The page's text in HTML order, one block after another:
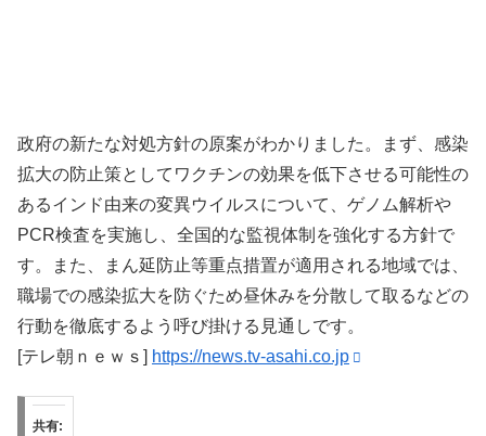
政府の新たな対処方針の原案がわかりました。まず、感染
拡大の防止策としてワクチンの効果を低下させる可能性の
あるインド由来の変異ウイルスについて、ゲノム解析や
PCR検査を実施し、全国的な監視体制を強化する方針で
す。また、まん延防止等重点措置が適用される地域では、
職場での感染拡大を防ぐため昼休みを分散して取るなどの
行動を徹底するよう呼び掛ける見通しです。
[テレ朝ｎｅｗｓ] https://news.tv-asahi.co.jp
共有: